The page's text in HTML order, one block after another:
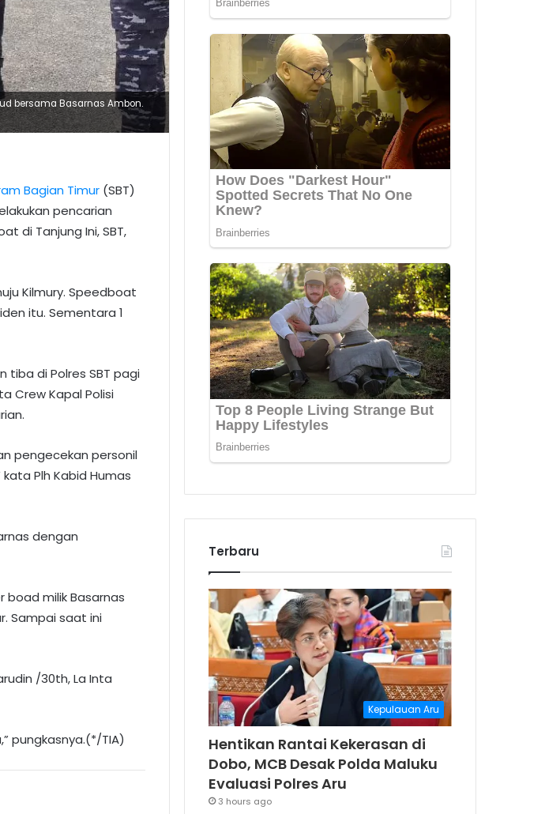
bersama Basarnas Ambon.
Bagian Timur (SBT)
pencarian
di Tanjung Ini, SBT,
Kilmury. Speedboat
itu. Sementara 1
tiba di Polres SBT pagi
Crew Kapal Polisi
pengecekan personil
kata Plh Kabid Humas
dengan
boad milik Basarnas
Sampai saat ini
/30th, La Inta
pungkasnya.(*/TIA)
Terbaru
Kepulauan Aru
Hentikan Rantai Kekerasan di
Dobo, MCB Desak Polda Maluku
Evaluasi Polres Aru
3 hours ago